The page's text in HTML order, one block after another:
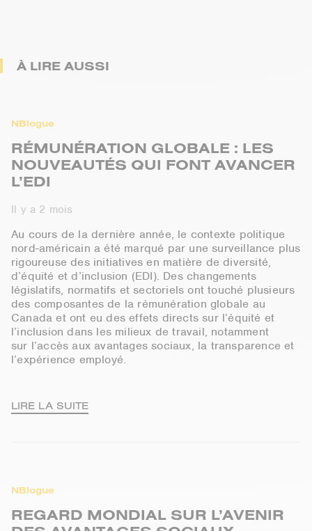
À LIRE AUSSI
NBlogue
RÉMUNÉRATION GLOBALE : LES
NOUVEAUTÉS QUI FONT AVANCER
L’EDI
Il y a 2 mois
Au cours de la dernière année, le contexte politique
nord-américain a été marqué par une surveillance plus
rigoureuse des initiatives en matière de diversité,
d’équité et d’inclusion (EDI). Des changements
législatifs, normatifs et sectoriels ont touché plusieurs
des composantes de la rémunération globale au
Canada et ont eu des effets directs sur l’équité et
l’inclusion dans les milieux de travail, notamment
sur l’accès aux avantages sociaux, la transparence et
l’expérience employé.
LIRE LA SUITE
NBlogue
REGARD MONDIAL SUR L’AVENIR